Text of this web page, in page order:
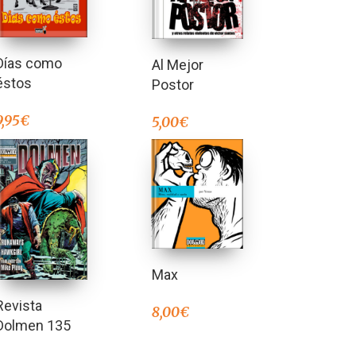
como
€
Al Mejor
Postor
5,00€
135
Max
8,00€